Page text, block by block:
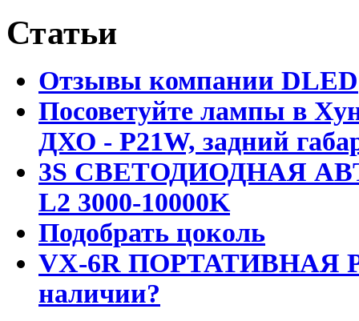
Статьи
Отзывы компании DLED
Посоветуйте лампы в
ДХО - P21W, задний
3S СВЕТОДИОДНАЯ
L2 3000-10000K
Подобрать цоколь
VX-6R ПОРТАТИВНАЯ
наличии?